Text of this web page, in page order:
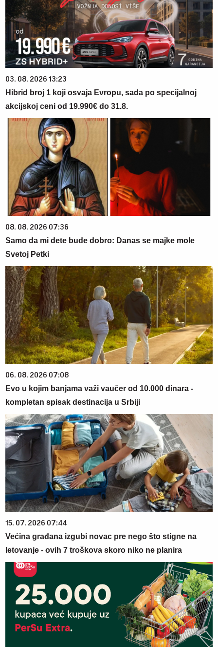
03. 08. 2026 13:23
Hibrid broj 1 koji osvaja Evropu, sada po specijalnoj
akcijskoj ceni od 19.990€ do 31.8.
08. 08. 2026 07:36
Samo da mi dete bude dobro: Danas se majke mole
Svetoj Petki
06. 08. 2026 07:08
Evo u kojim banjama važi vaučer od 10.000 dinara -
kompletan spisak destinacija u Srbiji
15. 07. 2026 07:44
Većina građana izgubi novac pre nego što stigne na
letovanje - ovih 7 troškova skoro niko ne planira